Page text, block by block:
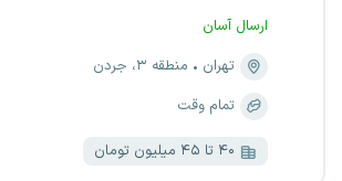
ارسال آسان
تهران
منطقه ۳، جردن
تمام وقت
۴۰ تا ۴۵ میلیون تومان